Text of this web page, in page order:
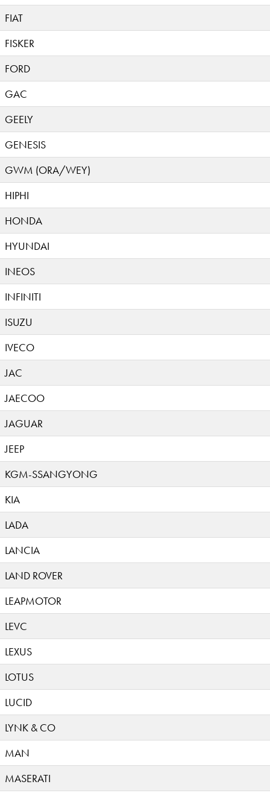
FIAT
FISKER
FORD
GAC
GEELY
GENESIS
GWM (ORA/WEY)
HIPHI
HONDA
HYUNDAI
INEOS
INFINITI
ISUZU
IVECO
JAC
JAECOO
JAGUAR
JEEP
KGM-SSANGYONG
KIA
LADA
LANCIA
LAND ROVER
LEAPMOTOR
LEVC
LEXUS
LOTUS
LUCID
LYNK & CO
MAN
MASERATI